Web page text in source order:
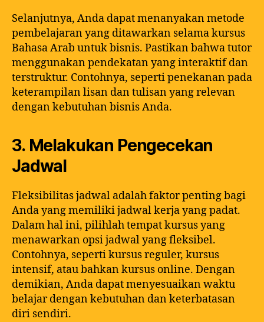
Selanjutnya, Anda dapat menanyakan metode
pembelajaran yang ditawarkan selama kursus
Bahasa Arab untuk bisnis. Pastikan bahwa tutor
menggunakan pendekatan yang interaktif dan
terstruktur. Contohnya, seperti penekanan pada
keterampilan lisan dan tulisan yang relevan
dengan kebutuhan bisnis Anda.
3. Melakukan Pengecekan
Jadwal
Fleksibilitas jadwal adalah faktor penting bagi
Anda yang memiliki jadwal kerja yang padat.
Dalam hal ini, pilihlah tempat kursus yang
menawarkan opsi jadwal yang fleksibel.
Contohnya, seperti kursus reguler, kursus
intensif, atau bahkan kursus online. Dengan
demikian, Anda dapat menyesuaikan waktu
belajar dengan kebutuhan dan keterbatasan
diri sendiri.